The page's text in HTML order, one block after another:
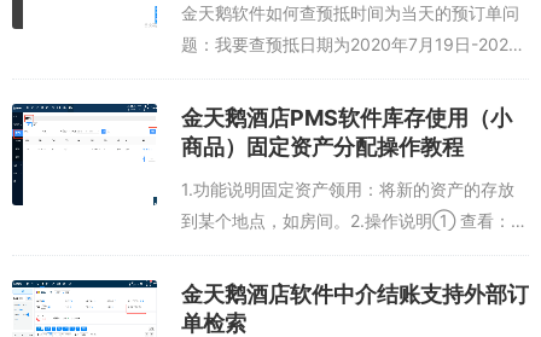
金天鹅软件如何查预抵时间为当天的预订单问
题：我要查预抵日期为2020年7月19日-2020
年7月20日的预订单，操作教程：可以通过修
改预订单查询“预抵日期”选择要查询的日期与
时间之后查询。...
金天鹅酒店PMS软件库存使用（小
商品）固定资产分配操作教程
1.功能说明固定资产领用：将新的资产的存放
到某个地点，如房间。2.操作说明① 查看：查
看领用固定资产详细信息。② 退库：将领用
的资产退还到库里。③ 维修：资产损坏需花
钱维修，此处记录会体现到总维修产生...
金天鹅酒店软件中介结账支持外部订
单检索